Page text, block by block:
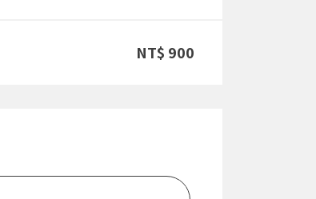
NT$ 900